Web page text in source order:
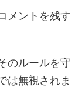
メントを残す
のルールを守
は無視されま